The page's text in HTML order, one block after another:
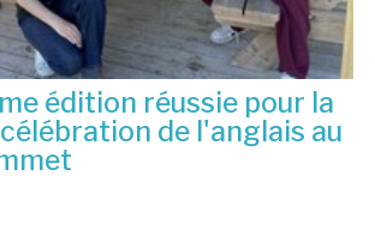
édition réussie pour la
de l'anglais au